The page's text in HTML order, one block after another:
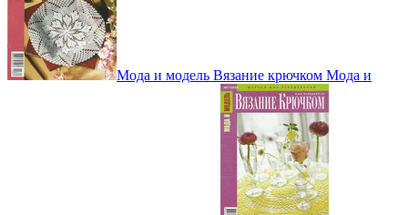
Мода и модель Вязание крючком Мода и